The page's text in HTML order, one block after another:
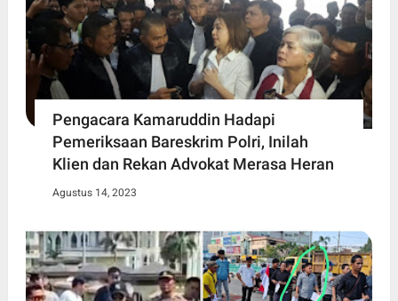
Pengacara Kamaruddin Hadapi
Pemeriksaan Bareskrim Polri, Inilah
Klien dan Rekan Advokat Merasa Heran
Agustus 14, 2023